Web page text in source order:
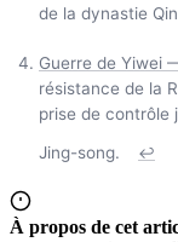
de la dynastie
Guerre de Yiwei
résistance de la
prise de contrôle
Jing-song.
↩
À propos de cet